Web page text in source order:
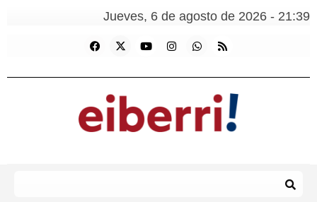
Jueves, 6 de agosto de 2026 - 21:39